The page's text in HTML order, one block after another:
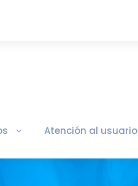
Atención al usuario